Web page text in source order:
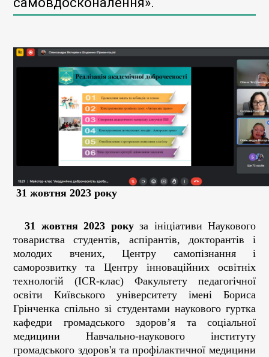
31 жовтня 2023 року
31 жовтня 2023 рокуза ініціативи Наукового
товариства студентів, аспірантів, докторантів і
молодих вчених, Центру самопізнання і
саморозвитку та Центру інноваційних освітніх
технологій (ICR-клас) Факультету педагогічної
освіти Київського університету імені Бориса
Грінченка спільно зі студентами наукового гуртка
кафедри громадського здоров’я та соціальної
медицини Навчально-наукового інституту
громадського здоров'я та профілактичної медицини